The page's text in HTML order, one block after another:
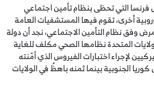
فرنسا التي تحظى بنظام تأمين اجتماعي
أخرى، تقوم فيها المستشفيات العامة
وفق نظام التأمين الاجتماعي، نجد أن دولة
المتحدة نظامها الصحي مكلف للغاية
لإجراء اختبارات الفيروس الذي أمّنته
الجنوبية بينما ثمنه باهظٌ في الولايات